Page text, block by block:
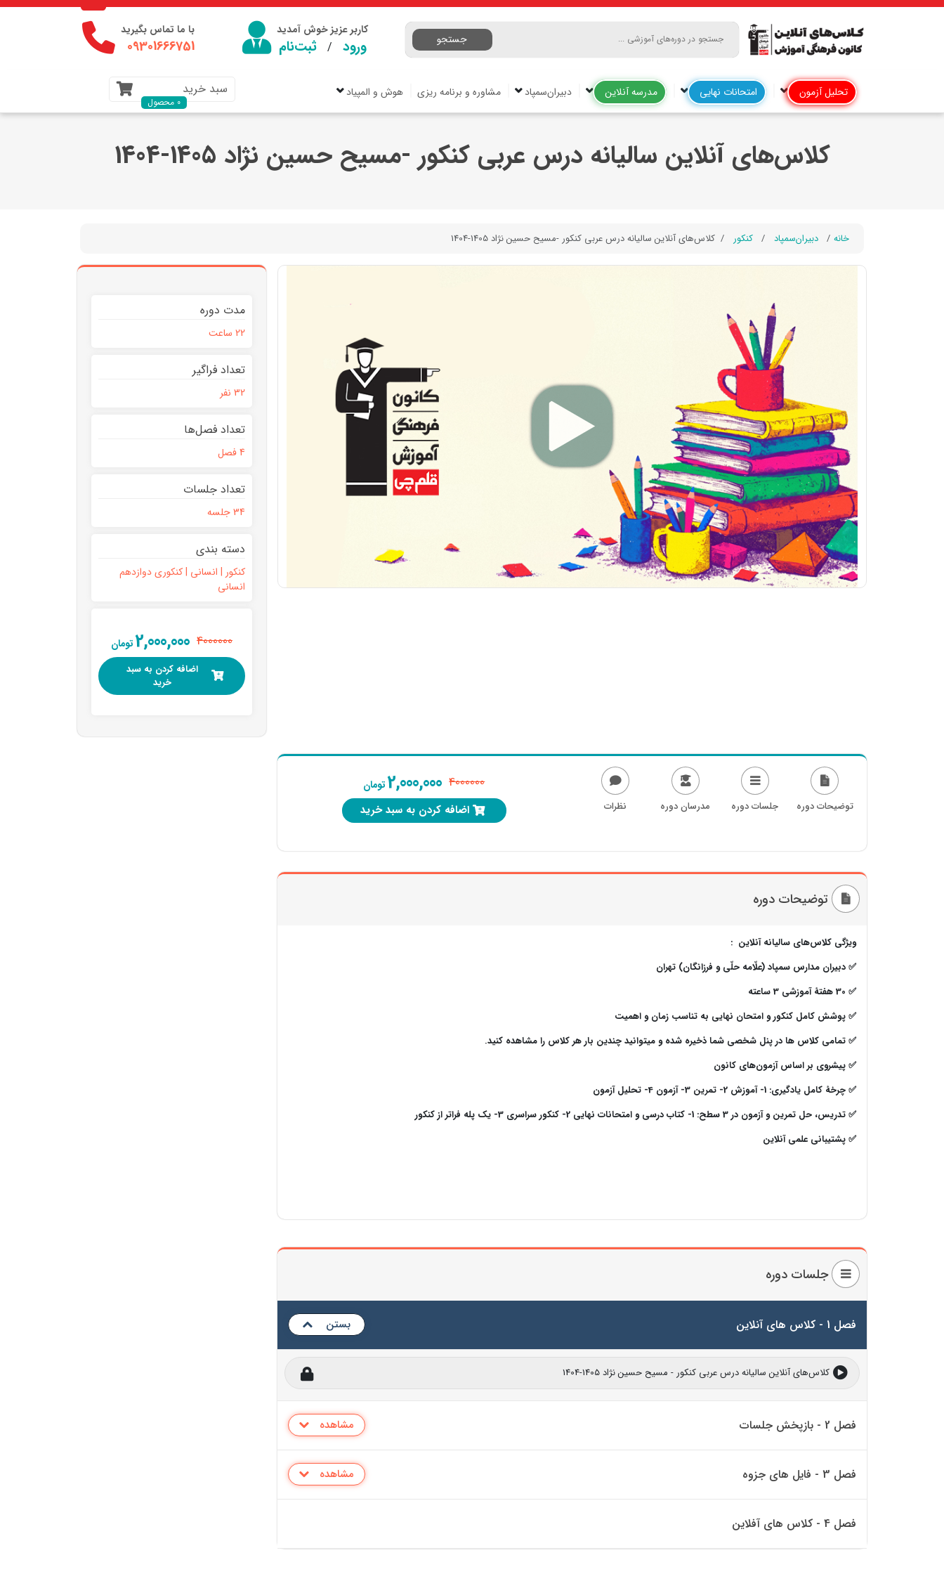
جستجو
کاربر عزیز خوش آمدید
ورود /ثبت‌نام
با ما تماس بگیرید
09301666751
تحلیل آزمون امتحانات نهایی مدرسه آنلاین دبیران‌سمپاد مشاوره و برنامه ریزی هوش و المپیاد سبد خرید
0 محصول
کلاس‌های آنلاین سالیانه درس عربی کنکور -مسیح حسین نژاد 1405-1404
خانه دبیران‌سمپاد کنکور کلاس‌های آنلاین سالیانه درس عربی کنکور -مسیح حسین نژاد 1405-1404
مدت دوره
22 ساعت
تعداد فراگیر
32 نفر
تعداد فصل‌ها
4 فصل
تعداد جلسات
34 جلسه
دسته بندی
کنکور | انسانی | کنکوری دوازدهم
انسانی
4000000
2,000,000تومان
اضافه کردن به سبد
خرید
توضیحات دوره جلسات دوره مدرسان دوره نظرات
4000000
2,000,000تومان
اضافه کردن به سبد خرید
توضیحات دوره
ویژگی کلاس‌های سالیانه آنلاین :
✅ دبیران مدارس سمپاد (علّامه حلّی و فرزانگان) تهران
✅ 30 هفتۀ آموزشی 3 ساعته
✅ پوشش کامل کنکور و امتحان نهایی به تناسب زمان و اهمیت
✅ تمامی کلاس ها در پنل شخصی شما ذخیره شده و میتوانید چندین بار هر کلاس را مشاهده کنید.
✅ پیشروی بر اساس آزمون‌های کانون
✅ چرخۀ کامل یادگیری: 1- آموزش
2- تمرین 3- آزمون 4- تحلیل آزمون
✅ تدریس، حل تمرین و آزمون در 3 سطح: 1- کتاب درسی و امتحانات نهایی 2- کنکور سراسری
3- یک پله فراتر از کنکور
✅ پشتیبانی علمی آنلاین
جلسات دوره
فصل 1 - کلاس های آنلاین بستن
کلاس‌های آنلاین سالیانه درس عربی کنکور - مسیح حسین نژاد 1405-1404
فصل 2 - بازپخش جلسات مشاهده
فصل 3 - فایل های جزوه مشاهده
فصل 4 - کلاس های آفلاین